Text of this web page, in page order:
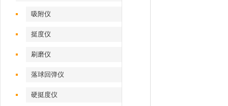
吸附仪
挺度仪
刷磨仪
落球回弹仪
硬挺度仪